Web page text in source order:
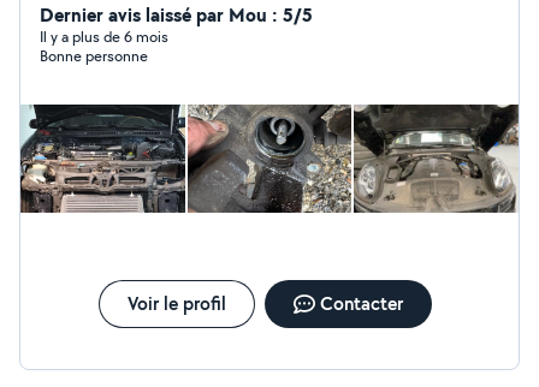
respectueux et à l'écoute des clients pour les satisfaire
au maximum
Dernier avis laissé par Mou : 5/5
Il y a plus de 6 mois
Bonne personne
Voir le profil Contacter